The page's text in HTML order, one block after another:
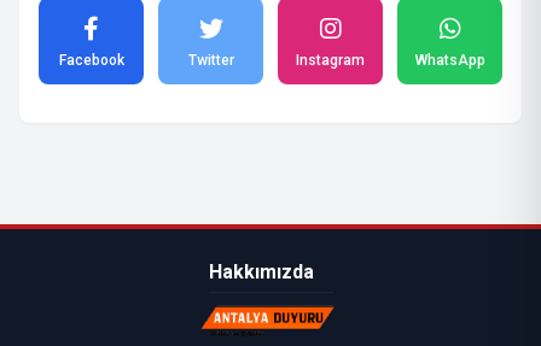
Facebook Twitter Instagram WhatsApp
Hakkımızda